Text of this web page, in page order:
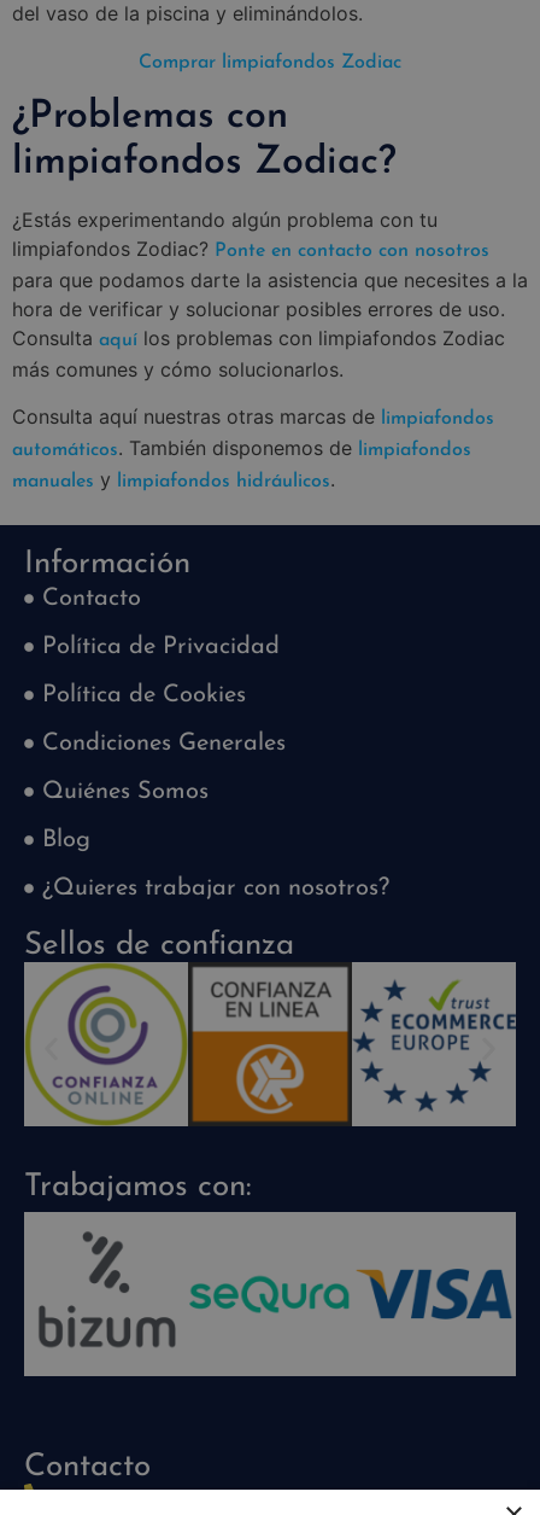
del vaso de la piscina y eliminándolos.
Comprar limpiafondos Zodiac
¿Problemas con
limpiafondos Zodiac?
¿Estás experimentando algún problema con tu
limpiafondos Zodiac? Ponte en contacto con nosotros
para que podamos darte la asistencia que necesites a la
hora de verificar y solucionar posibles errores de uso.
Consulta aquí los problemas con limpiafondos Zodiac
más comunes y cómo solucionarlos.
Consulta aquí nuestras otras marcas de
limpiafondos
automáticos. También disponemos de
limpiafondos
manuales y limpiafondos hidráulicos.
Información
Contacto
Política de Privacidad
Política de Cookies
Condiciones Generales
Quiénes Somos
Blog
¿Quieres trabajar con nosotros?
Sellos de confianza
Trabajamos con:
Contacto